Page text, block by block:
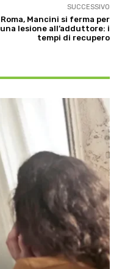
SUCCESSIVO
Roma, Mancini si ferma per
una lesione all’adduttore: i
tempi di recupero